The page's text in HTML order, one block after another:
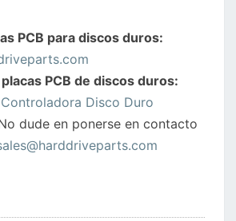
PCB para discos duros:
PCB de discos duros:
Disco Duro
dude en ponerse en contacto